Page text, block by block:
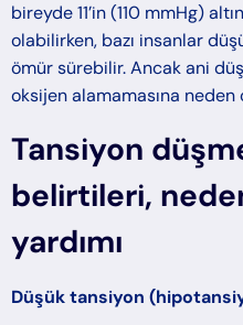
bireyde 11’in (110 mmHg)
olabilirken, bazı insanlar
ömür sürebilir. Ancak ani
oksijen alamamasına
Tansiyon
belirtileri,
yardımı
Düşük tansiyon